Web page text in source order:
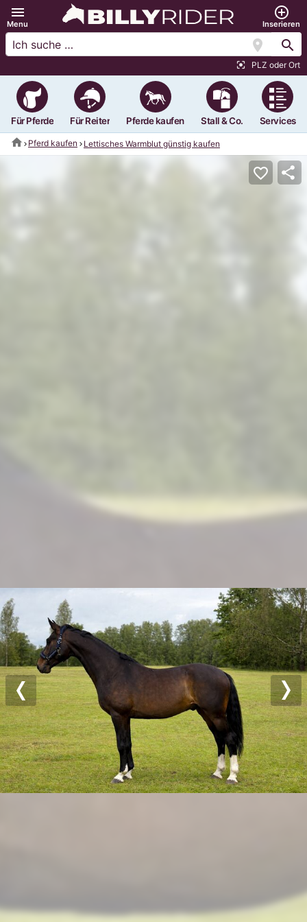
menu
Menu
add_circle_outline
Inserieren
location_on search
center_focus_strong PLZ oder Ort
Für Pferde Für Reiter Pferde kaufen Stall & Co. Services
home Pferd kaufen Lettisches Warmblut günstig kaufen
Previous
favorite_border share